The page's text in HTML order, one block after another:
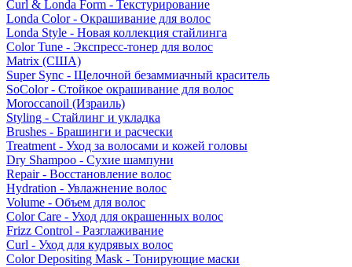
Curl & Londa Form - Текстурирование
Londa Color - Окрашивание для волос
Londa Style - Новая коллекция стайлинга
Color Tune - Экспресс-тонер для волос
Matrix (США)
Super Sync - Щелочной безаммиачный краситель
SoColor - Стойкое окрашивание для волос
Moroccanoil (Израиль)
Styling - Стайлинг и укладка
Brushes - Брашинги и расчески
Treatment - Уход за волосами и кожей головы
Dry Shampoo - Сухие шампуни
Repair - Восстановление волос
Hydration - Увлажнение волос
Volume - Объем для волос
Color Care - Уход для окрашенных волос
Frizz Control - Разглаживание
Curl - Уход для кудрявых волос
Color Depositing Mask - Тонирующие маски